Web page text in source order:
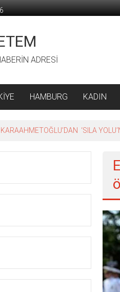
ADRESİ
HAMBURG KADIN
‘SILA